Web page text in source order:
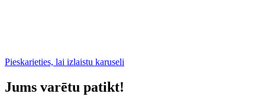
Pieskarieties, lai izlaistu karuseli
Jums varētu patikt!